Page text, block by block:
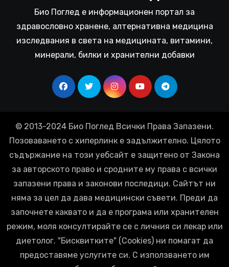
Био Поглед е информационен портал за
здравословно хранене, алтернативна медицина
изследвания в света на медицината, витамини,
минерали, билки и хранителни добавки
© 2013-2024 Био Поглед Всички Права Запазени.
Позоваването с хиперлинк е задължително. Цялото
съдържание на този уебсайт е защитено от Закона
за авторското право и сродните му права с всички
запазени права и законови последици. Сайтът ни
няма за цел да дава медицински съвети. Преди да
започнете каквато и да е програма или хранителен
режим, моля консултирайте се с личния си лекар или
диетолог. "Бисквитките" (Cookies) ни помагат да
предоставяме услугите си. С използването им